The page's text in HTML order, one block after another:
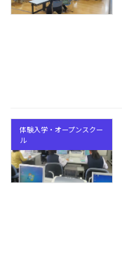
体験入学・オープンスクー
ル